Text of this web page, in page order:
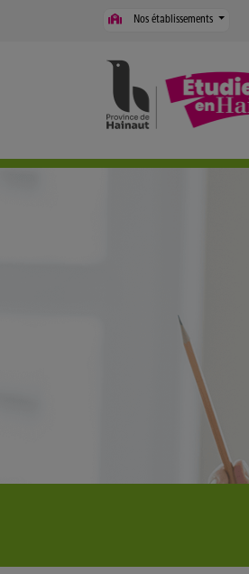
Panneau de gestion des cookies
Nos établissements